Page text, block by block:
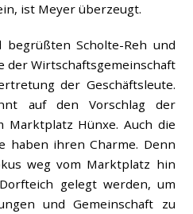
ist Meyer überzeugt.
Scholte-Reh und
der Wirtschaftsgemeinschaft
der Geschäftsleute.
auf den Vorschlag der
Marktplatz Hünxe. Auch die
haben ihren Charme. Denn
weg vom Marktplatz hin
gelegt werden, um
und Gemeinschaft zu